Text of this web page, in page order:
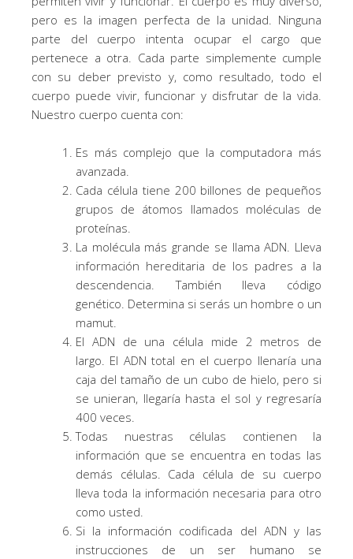
pero es la imagen perfecta de la unidad. Ninguna
parte del cuerpo intenta ocupar el cargo que
pertenece a otra. Cada parte simplemente cumple
con su deber previsto y, como resultado, todo el
cuerpo puede vivir, funcionar y disfrutar de la vida.
Nuestro cuerpo cuenta con:
Es más complejo que la computadora más
avanzada.
Cada célula tiene 200 billones de pequeños
grupos de átomos llamados moléculas de
proteínas.
La molécula más grande se llama ADN. Lleva
información hereditaria de los padres a la
descendencia. También lleva código
genético. Determina si serás un hombre o un
mamut.
El ADN de una célula mide 2 metros de
largo. El ADN total en el cuerpo llenaría una
caja del tamaño de un cubo de hielo, pero si
se unieran, llegaría hasta el sol y regresaría
400 veces.
Todas nuestras células contienen la
información que se encuentra en todas las
demás células. Cada célula de su cuerpo
lleva toda la información necesaria para otro
como usted.
Si la información codificada del ADN y las
instrucciones de un ser humano se